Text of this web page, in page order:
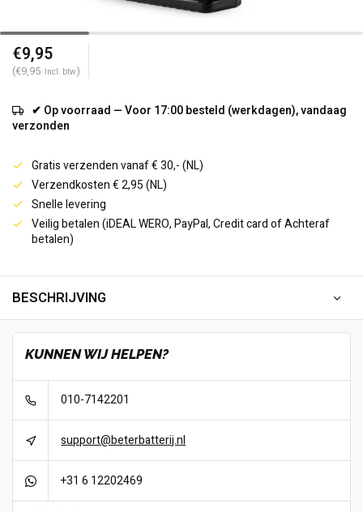
€9,95
(€9,95 Incl. btw)
✔ Op voorraad — Voor 17:00 besteld (werkdagen), vandaag
verzonden
Gratis verzenden vanaf € 30,- (NL)
Verzendkosten € 2,95 (NL)
Snelle levering
Veilig betalen (iDEAL WERO, PayPal, Credit card of Achteraf
betalen)
BESCHRIJVING
KUNNEN WIJ HELPEN?
010-7142201
support@beterbatterij.nl
+31 6 12202469